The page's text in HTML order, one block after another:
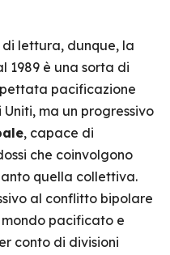
lettura, dunque, la
1989 è una sorta di
pacificazione
ma un progressivo
, capace di
che coinvolgono
quella collettiva.
al conflitto bipolare
pacificato e
conto di divisioni